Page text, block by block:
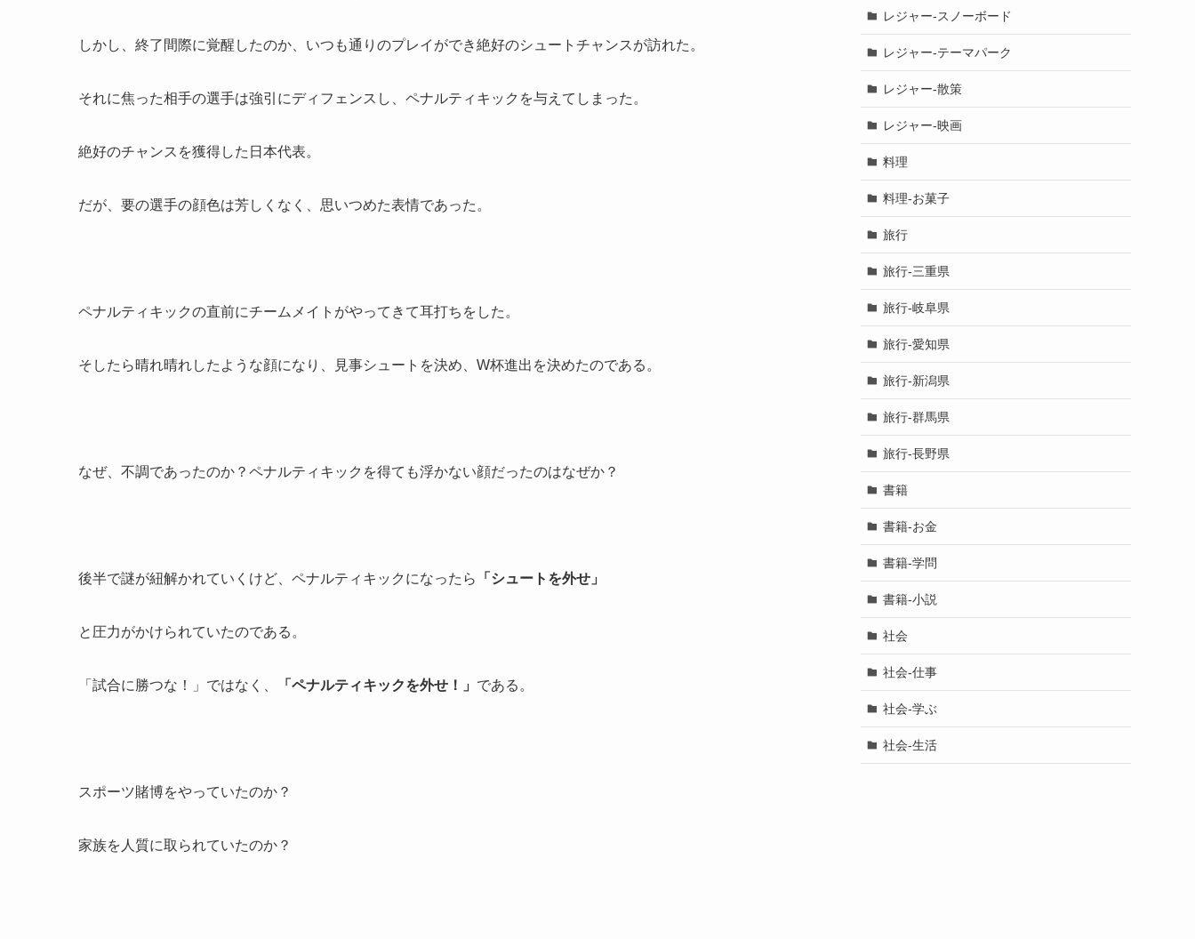
しかし、終了間際に覚醒したのか、いつも通りのプレイができ絶好のシュートチャンスが訪れた。
それに焦った相手の選手は強引にディフェンスし、ペナルティキックを与えてしまった。
絶好のチャンスを獲得した日本代表。
だが、要の選手の顔色は芳しくなく、思いつめた表情であった。
ペナルティキックの直前にチームメイトがやってきて耳打ちをした。
そしたら晴れ晴れしたような顔になり、見事シュートを決め、W杯進出を決めたのである。
なぜ、不調であったのか？ペナルティキックを得ても浮かない顔だったのはなぜか？
後半で謎が紐解かれていくけど、ペナルティキックになったら 「シュートを外せ」
と圧力がかけられていたのである。
「試合に勝つな！」ではなく、 「ペナルティキックを外せ！」 である。
スポーツ賭博をやっていたのか？
家族を人質に取られていたのか？
レジャー-スノーボード
レジャー-テーマパーク
レジャー-散策
レジャー-映画
料理
料理-お菓子
旅行
旅行-三重県
旅行-岐阜県
旅行-愛知県
旅行-新潟県
旅行-群馬県
旅行-長野県
書籍
書籍-お金
書籍-学問
書籍-小説
社会
社会-仕事
社会-学ぶ
社会-生活